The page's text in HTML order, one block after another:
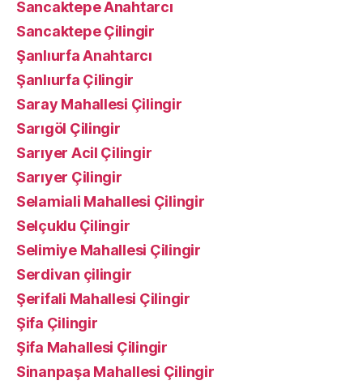
Sancaktepe Anahtarcı
Sancaktepe Çilingir
Şanlıurfa Anahtarcı
Şanlıurfa Çilingir
Saray Mahallesi Çilingir
Sarıgöl Çilingir
Sarıyer Acil Çilingir
Sarıyer Çilingir
Selamiali Mahallesi Çilingir
Selçuklu Çilingir
Selimiye Mahallesi Çilingir
Serdivan çilingir
Şerifali Mahallesi Çilingir
Şifa Çilingir
Şifa Mahallesi Çilingir
Sinanpaşa Mahallesi Çilingir